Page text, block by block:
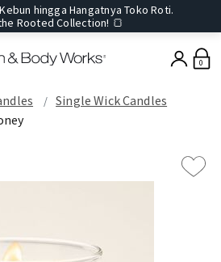
hingga Hangatnya Toko Roti.
Rooted Collection! 🍞
0
Single Wick Candles